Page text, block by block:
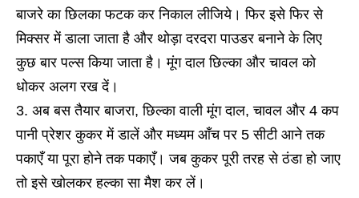
बाजरे का छिलका फटक कर निकाल लीजिये। फिर इसे फिर से
मिक्सर में डाला जाता है और थोड़ा दरदरा पाउडर बनाने के लिए
कुछ बार पल्स किया जाता है। मूंग दाल छिल्का और चावल को
धोकर अलग रख दें।
अब बस तैयार बाजरा, छिल्का वाली मूंग दाल, चावल और 4 कप
पानी प्रेशर कुकर में डालें और मध्यम आँच पर 5 सीटी आने तक
पकाएँ या पूरा होने तक पकाएँ। जब कुकर पूरी तरह से ठंडा हो जाए
तो इसे खोलकर हल्का सा मैश कर लें।